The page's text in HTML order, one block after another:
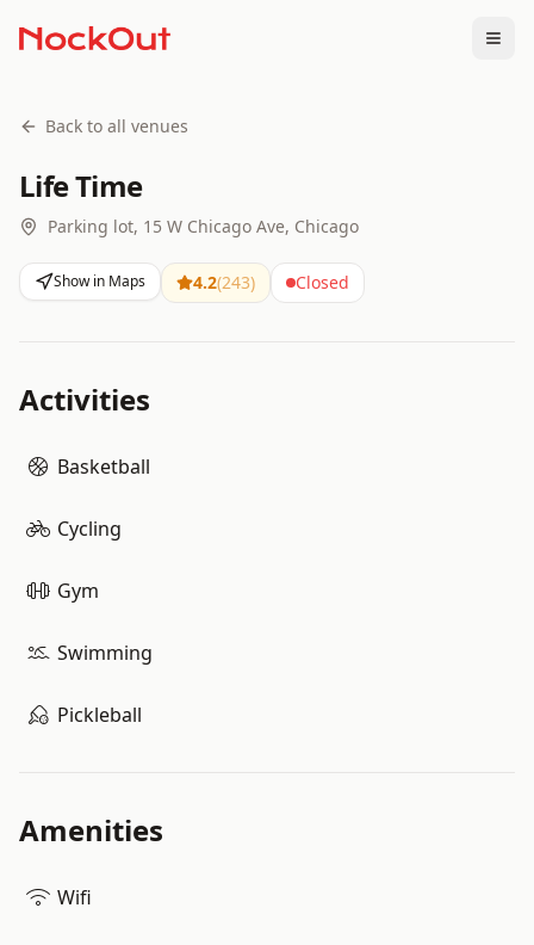
Back to all venues
Life Time
Parking lot, 15 W Chicago Ave, Chicago
Show in Maps 4.2(243) Closed
Activities
Basketball
Cycling
Gym
Swimming
Pickleball
Amenities
Wifi